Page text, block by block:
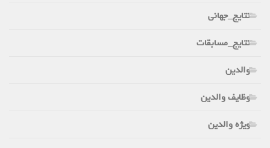
نتایج_جهانی
نتایج_مسابقات
والدین
وظایف والدین
ویژه والدین